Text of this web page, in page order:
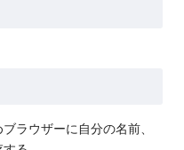
ラウザーに自分の名前、